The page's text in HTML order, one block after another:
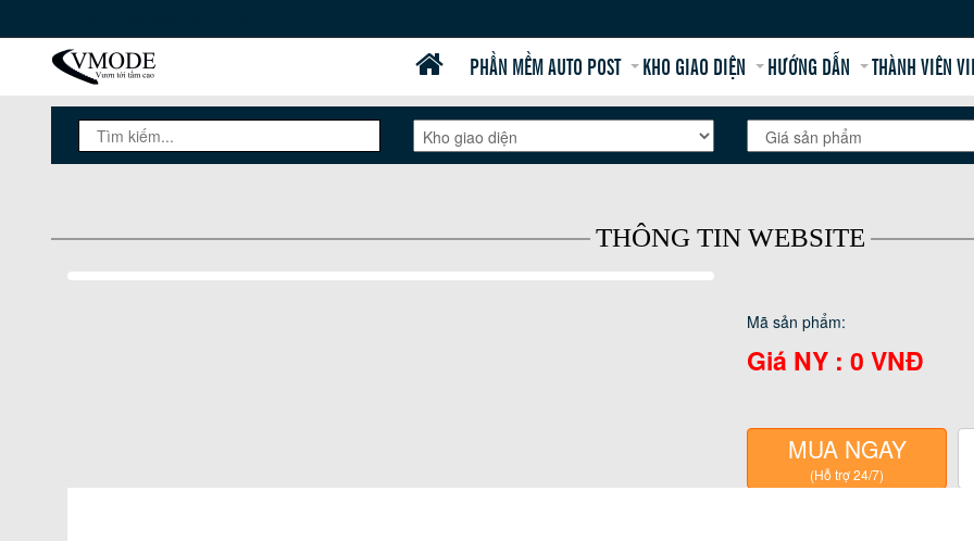
PHẦN MỀM AUTO POST KHO GIAO DIỆN HƯỚNG DẪN THÀNH VIÊN
THÔNG TIN WEBSITE
Mã sản phẩm:
Giá NY : 0 VNĐ
MUA NGAY
(Hỗ trợ 24/7)